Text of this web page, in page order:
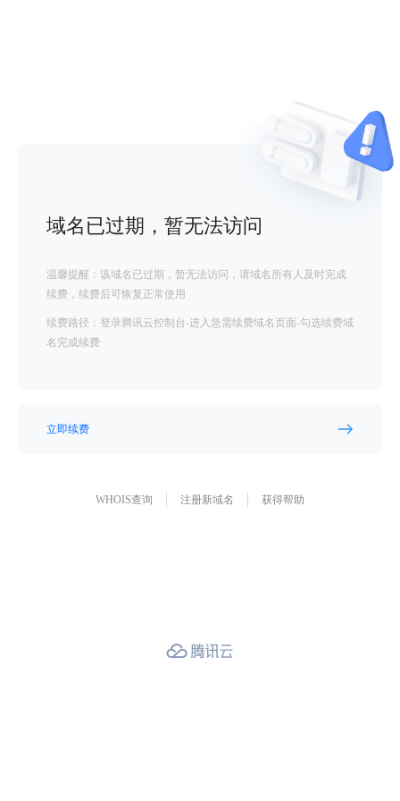
域名已过期，暂无法访问
温馨提醒：该域名已过期，暂无法访问，请域名所有人及时完成
续费，续费后可恢复正常使用
续费路径：登录腾讯云控制台-进入急需续费域名页面-勾选续费域
名完成续费
立即续费
WHOIS查询 注册新域名 获得帮助